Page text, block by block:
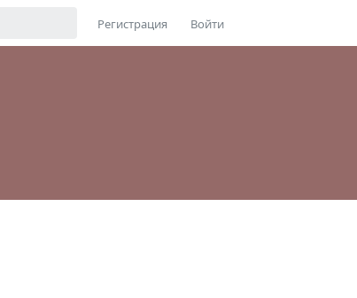
Регистрация Войти